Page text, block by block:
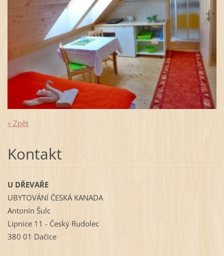
« Zpět
Kontakt
U DŘEVAŘE
UBYTOVÁNÍ ČESKÁ KANADA
Antonín Šulc
Lipnice 11 - Český Rudolec
380 01 Dačice